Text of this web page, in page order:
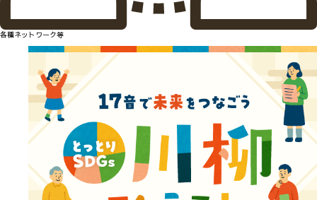
各種ネットワーク等